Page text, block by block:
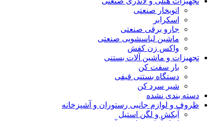
اتوبخار صنعتی
اسکرابر
جارو برقی صنعتی
ماشین لباسشویی صنعتی
واکس زن کفش
تجهیزات و ماشین آلات بستنی
بار سفت کن
دستگاه بستنی قیفی
شیر سرد کن
دسته بندی نشده
ظروف و لوازم جانبی رستوران و آشپزخانه
آبکش و لگن استیل